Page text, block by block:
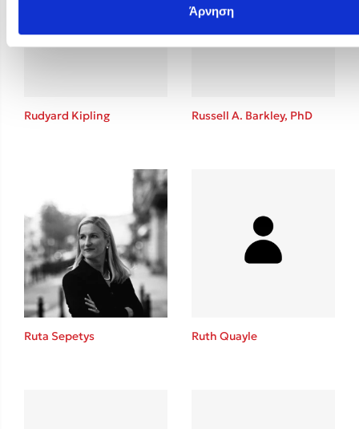
Άρνηση
Rudyard Kipling Russell A. Barkley, PhD
Ruta Sepetys Ruth Quayle